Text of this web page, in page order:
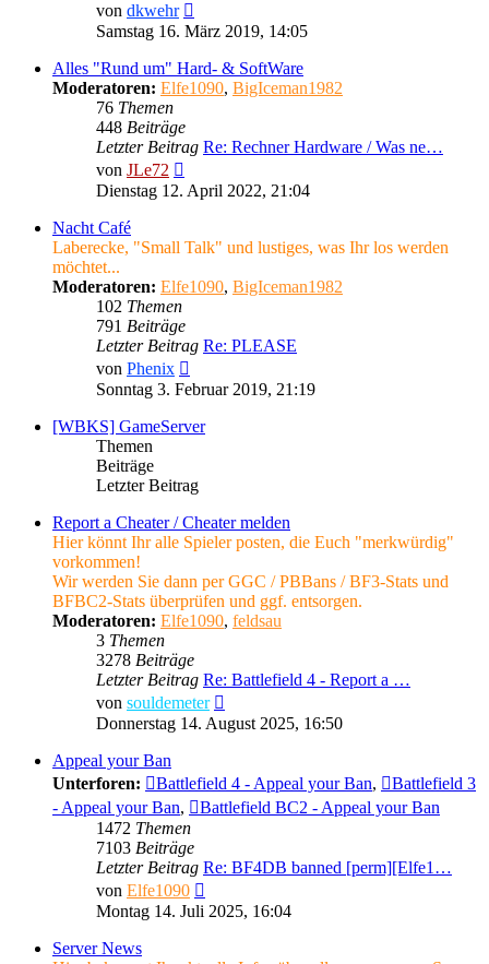
von dkwehr
Beitrag
Samstag 16. März 2019, 14:05
Alles "Rund um" Hard- & SoftWare
Moderatoren: Elfe1090, BigIceman1982
76 Themen
448 Beiträge
Letzter Beitrag Re: Rechner Hardware / Was ne…
von JLe72
Beitrag
Dienstag 12. April 2022, 21:04
Nacht Café
Laberecke, "Small Talk" und lustiges, was Ihr los werden
möchtet...
Moderatoren: Elfe1090, BigIceman1982
102 Themen
791 Beiträge
Letzter Beitrag Re: PLEASE
von Phenix
Beitrag
Sonntag 3. Februar 2019, 21:19
[WBKS] GameServer
Themen
Beiträge
Letzter Beitrag
Report a Cheater / Cheater melden
Hier könnt Ihr alle Spieler posten, die Euch "merkwürdig"
vorkommen!
Wir werden Sie dann per GGC / PBBans / BF3-Stats und
BFBC2-Stats überprüfen und ggf. entsorgen.
Moderatoren: Elfe1090, feldsau
3 Themen
3278 Beiträge
Letzter Beitrag Re: Battlefield 4 - Report a …
von souldemeter
Beitrag
Donnerstag 14. August 2025, 16:50
Appeal your Ban
Unterforen:
Battlefield 4 - Appeal your Ban,
Battlefield 3
- Appeal your Ban,
Battlefield BC2 - Appeal your Ban
1472 Themen
7103 Beiträge
Letzter Beitrag Re: BF4DB banned [perm][Elfe1…
von Elfe1090
Beitrag
Montag 14. Juli 2025, 16:04
Server News